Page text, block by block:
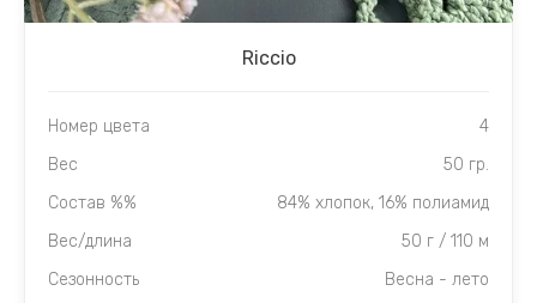
Riccio
Номер цвета
4
Вес
50 гр.
Состав %%
84% хлопок, 16% полиамид
Вес/длина
50 г / 110 м
Сезонность
Весна - лето